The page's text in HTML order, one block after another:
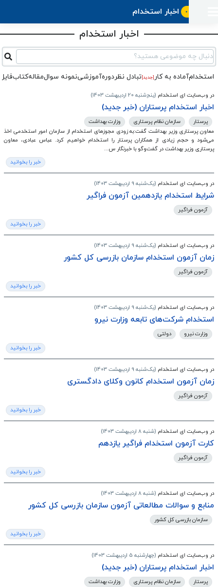
به
کار
ثبت
رزومه
به
ثبت
آگهی
استخدام
شده‌ها
تبادل
نظر
منابع
ارتقای
شغلی
دوره
آموزشی
مقاله
فایل‌و‌قالب
نرم‌افزار
اخبار
بلاگ
کارپیشه
جستجوی
(رزومه)
کارفرمایان
اخبار استخدام
اخبار استخدام
دنبال چه موضوعی هستید؟
استخدامآماده به کار [جدید]تبادل‌ نظردوره‌آموزشینمونه سوالمقالهکتاب
در وب‌سایت ای استخدام (پنج‌شنبه 20 اردیبهشت 1403)
اخبار استخدام پرستاران (خبر جدید)
پرستار سازمان نظام پرستاری
وزارت بهداشت
معاون پرستاری وزیر بهداشت گفت:به زودی مجوزهای استخدام از سازمان امور استخدمی اخذ
می‌شود و حجم زیادی از همکاران پرستار را استخدام خواهیم کرد. عباس عبادی، معاون
پرستاری وزیر بهداشت در گفت‌وگو با خبرنگار س...
خبر را بخوانید
در وب‌سایت ای استخدام (یک‌شنبه 9 اردیبهشت 1403)
شرایط استخدام یازدهمین آزمون فراگیر
آزمون فراگیر
خبر را بخوانید
در وب‌سایت ای استخدام (یک‌شنبه 9 اردیبهشت 1403)
زمان آزمون استخدام سازمان بازرسی کل کشور
آزمون فراگیر
خبر را بخوانید
در وب‌سایت ای استخدام (یک‌شنبه 9 اردیبهشت 1403)
استخدام شرکت‌های تابعه وزارت نیرو
وزارت نیرو
دولتی
خبر را بخوانید
در وب‌سایت ای استخدام (یک‌شنبه 9 اردیبهشت 1403)
زمان آزمون استخدام کانون وکلای دادگستری
آزمون فراگیر
خبر را بخوانید
در وب‌سایت ای استخدام (شنبه 8 اردیبهشت 1403)
کارت آزمون استخدام فراگیر یازدهم
آزمون فراگیر
خبر را بخوانید
در وب‌سایت ای استخدام (شنبه 8 اردیبهشت 1403)
منابع و سوالات مطالعاتی آزمون سازمان بازرسی کل کشور
سازمان بازرسی کل کشور
خبر را بخوانید
در وب‌سایت ای استخدام (چهارشنبه 5 اردیبهشت 1403)
اخبار استخدام پرستاران (خبر جدید)
پرستار سازمان نظام پرستاری
وزارت بهداشت